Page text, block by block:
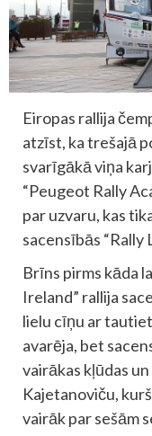
Eiropas rallija
atzīst, ka trešajā
svarīgākā viņa
“Peugeot Rally
par uzvaru, kas
sacensībās “Rally
Brīns pirms kāda
Ireland” rallija
lielu cīņu ar
avarēja, bet
vairākas kļūdas
Kajetanoviču,
vairāk par sešām